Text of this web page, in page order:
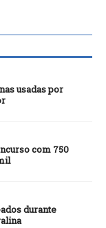
usadas por
com 750
durante